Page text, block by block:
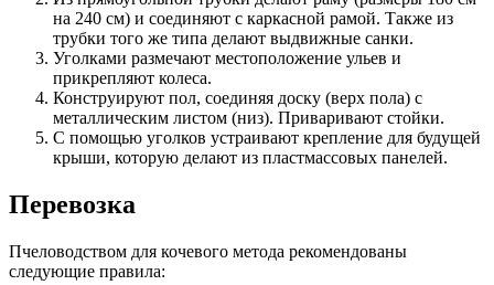
на 240 см) и соединяют с каркасной рамой. Также из
трубки того же типа делают выдвижные санки.
Уголками размечают местоположение ульев и
прикрепляют колеса.
Конструируют пол, соединяя доску (верх пола) с
металлическим листом (низ). Приваривают стойки.
С помощью уголков устраивают крепление для будущей
крыши, которую делают из пластмассовых панелей.
Перевозка
Пчеловодством для кочевого метода рекомендованы
следующие правила: